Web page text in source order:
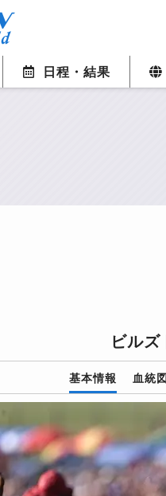
日程・結果
ビル
基本情報 血統図